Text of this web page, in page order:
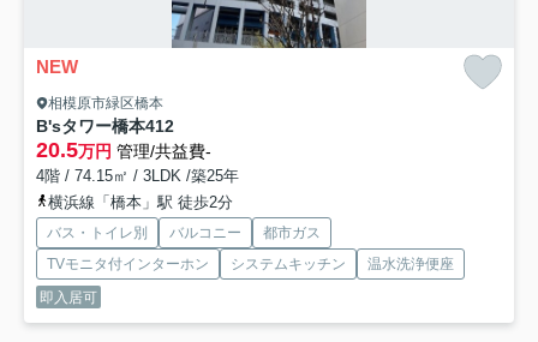
NEW
相模原市緑区橋本
B'sタワー橋本412
20.5万円 管理/共益費-
4階 / 74.15㎡ / 3LDK /築25年
横浜線「橋本」駅 徒歩2分
バス・トイレ別 バルコニー
都市ガス
TVモニタ付インターホン
システムキッチン
温水洗浄便座
即入居可